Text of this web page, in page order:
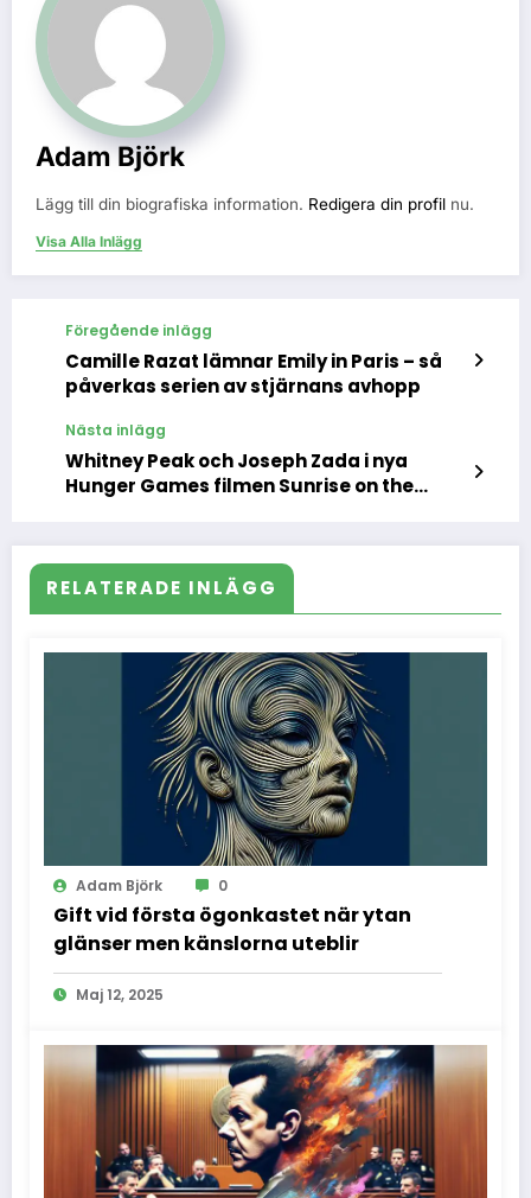
Adam Björk
Lägg till din biografiska information. Redigera din profil nu.
Visa Alla Inlägg
Föregående inlägg
Camille Razat lämnar Emily in Paris – så
påverkas serien av stjärnans avhopp
Nästa inlägg
Whitney Peak och Joseph Zada i nya
Hunger Games filmen Sunrise on the
RELATERADE INLÄGG
Adam Björk 0
Gift vid första ögonkastet när ytan
glänser men känslorna uteblir
Maj 12, 2025